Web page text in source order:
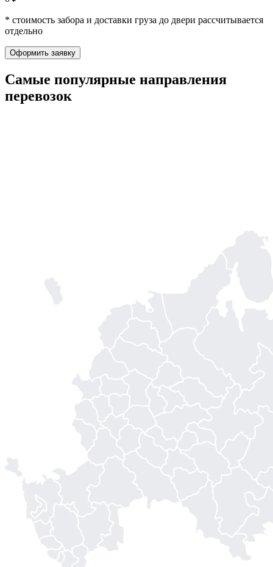
* стоимость забора и доставки груза до двери рассчитывается
отдельно
Оформить заявку
Самые популярные направления
перевозок